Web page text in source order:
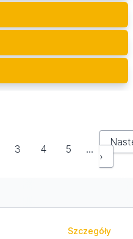
3 4 5 …
›
Szczegóły